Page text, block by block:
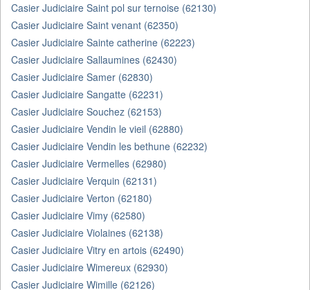
Casier Judiciaire Saint pol sur ternoise (62130)
Casier Judiciaire Saint venant (62350)
Casier Judiciaire Sainte catherine (62223)
Casier Judiciaire Sallaumines (62430)
Casier Judiciaire Samer (62830)
Casier Judiciaire Sangatte (62231)
Casier Judiciaire Souchez (62153)
Casier Judiciaire Vendin le vieil (62880)
Casier Judiciaire Vendin les bethune (62232)
Casier Judiciaire Vermelles (62980)
Casier Judiciaire Verquin (62131)
Casier Judiciaire Verton (62180)
Casier Judiciaire Vimy (62580)
Casier Judiciaire Violaines (62138)
Casier Judiciaire Vitry en artois (62490)
Casier Judiciaire Wimereux (62930)
Casier Judiciaire Wimille (62126)